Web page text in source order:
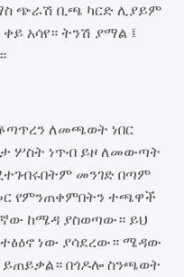
ጭራሽ ቢጫ ካርድ ሊያይም
አሳየ። ትንሽ ያማል ፤
ለመጫወት ነበር
ሦስት ነጥብ ይዞ ለመውጣት
መንገድ በጣም
የምንጠቀምበትን ተጫዋች
ከሜዳ ያስወጣው። ይህ
ነው ያሳደረው። ሜዳው
በጎዶሎ ስንጫወት